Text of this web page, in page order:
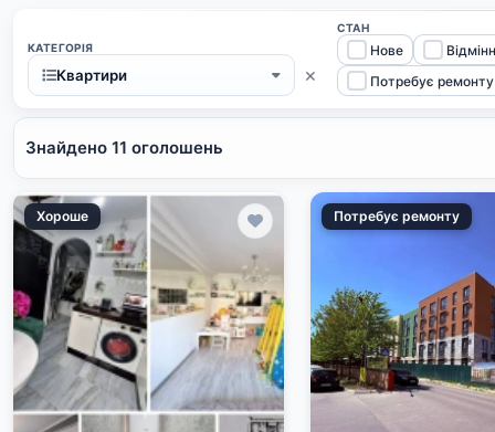
КАТЕГОРІЯ
Квартири ×
СТАН
Нове
Потребує ремонту
Знайдено 11 оголошень
Хороше Потребує ремонту